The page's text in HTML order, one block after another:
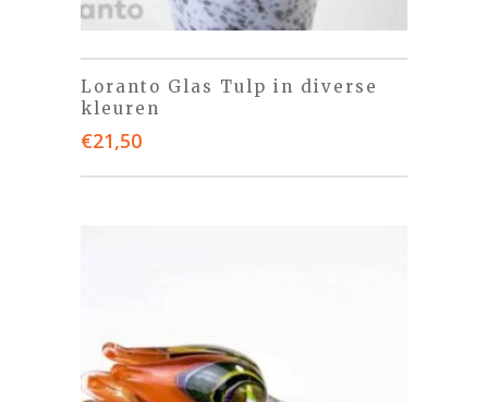
Loranto Glas Tulp in diverse
kleuren
€21,50